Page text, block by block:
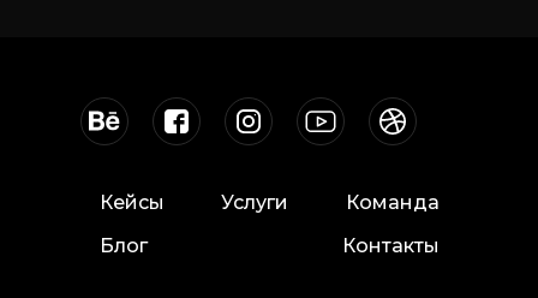
Кейсы Услуги
Команда
Блог
Контакты